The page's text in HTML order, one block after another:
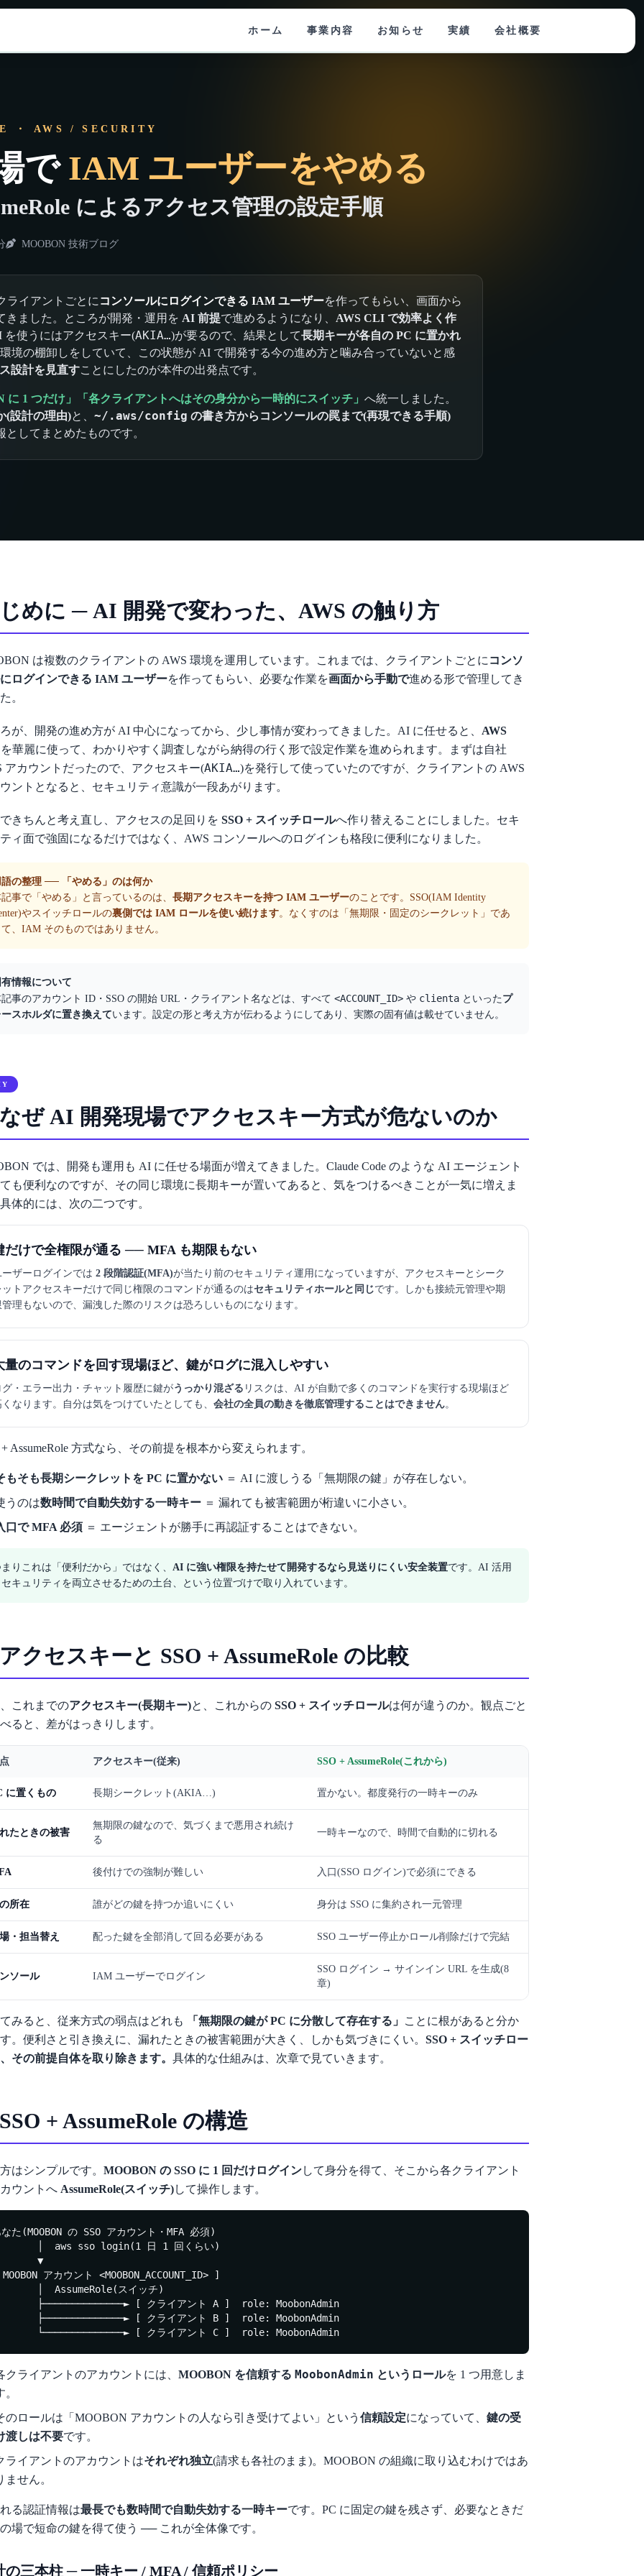
ホーム 事業内容 お知らせ 実績 会社概要
・ AWS / SECURITY
で IAM ユーザーをやめる
によるアクセス管理の設定手順
MOOBON 技術ブログ
ライアントごとに コンソールにログインできる IAM ユーザーを作ってもらい、画面から
きました。ところが開発・運用を AI 前提で進めるようになり、 AWS CLI で効率よく作
を使うにはアクセスキー(AKIA…)が要るので、結果として長期キーが各自の PC に置かれ
境の棚卸しをしていて、この状態が AI で開発する今の進め方と噛み合っていないと感
設計を見直すことにしたのが本件の出発点です。
に 1 つだけ」「各クライアントへはその身分から一時的にスイッチ」 へ統一しました。
(設計の理由)と、 ~/.aws/config の書き方からコンソールの罠まで(再現できる手順)
してまとめたものです。
めに ─ AI 開発で変わった、AWS の触り方
は複数のクライアントの AWS 環境を運用しています。これまでは、クライアントごとに コンソ
ログインできる IAM ユーザーを作ってもらい、必要な作業を画面から手動で進める形で管理してき
。
が、開発の進め方が AI 中心になってから、少し事情が変わってきました。AI に任せると、 AWS
華麗に使って、わかりやすく調査しながら納得の行く形で設定作業を進められます。まずは自社
アカウントだったので、アクセスキー(AKIA…)を発行して使っていたのですが、クライアントの AWS
ントとなると、セキュリティ意識が一段あがります。
きちんと考え直し、アクセスの足回りを SSO + スイッチロールへ作り替えることにしました。セキ
ィ面で強固になるだけではなく、AWS コンソールへのログインも格段に便利になりました。
の整理 ── 「やめる」のは何か
事で「やめる」と言っているのは、 長期アクセスキーを持つ IAM ユーザーのことです。SSO(IAM Identity
やスイッチロールの裏側では IAM ロールを使い続けます。なくすのは「無期限・固定のシークレット」であ
、IAM そのものではありません。
情報について
事のアカウント ID・SSO の開始 URL・クライアント名などは、すべて <ACCOUNT_ID> や clienta といったプ
スホルダに置き換えています。設定の形と考え方が伝わるようにしてあり、実際の固有値は載せていません。
ぜ AI 開発現場でアクセスキー方式が危ないのか
では、開発も運用も AI に任せる場面が増えてきました。Claude Code のような AI エージェント
も便利なのですが、その同じ環境に長期キーが置いてあると、気をつけるべきことが一気に増えま
体的には、次の二つです。
だけで全権限が通る ── MFA も期限もない
ーザーログインでは 2 段階認証(MFA)が当たり前のセキュリティ運用になっていますが、アクセスキーとシーク
ットアクセスキーだけで同じ権限のコマンドが通るのはセキュリティホールと同じです。しかも接続元管理や期
管理もないので、漏洩した際のリスクは恐ろしいものになります。
量のコマンドを回す現場ほど、鍵がログに混入しやすい
グ・エラー出力・チャット履歴に鍵がうっかり混ざる リスクは、AI が自動で多くのコマンドを実行する現場ほど
くなります。自分は気をつけていたとしても、 会社の全員の動きを徹底管理することはできません。
+ AssumeRole 方式なら、その前提を根本から変えられます。
もそも長期シークレットを PC に置かない ＝ AI に渡しうる「無期限の鍵」が存在しない。
うのは数時間で自動失効する一時キー ＝ 漏れても被害範囲が桁違いに小さい。
口で MFA 必須 ＝ エージェントが勝手に再認証することはできない。
りこれは「便利だから」ではなく、 AI に強い権限を持たせて開発するなら見送りにくい安全装置です。AI 活用
キュリティを両立させるための土台、という位置づけで取り入れています。
クセスキーと SSO + AssumeRole の比較
これまでのアクセスキー(長期キー)と、これからの SSO + スイッチロールは何が違うのか。観点ごと
ると、差がはっきりします。
アクセスキー(従来) SSO + AssumeRole(これから)
に置くもの 長期シークレット(AKIA…) 置かない。都度発行の一時キーのみ
たときの被害
無期限の鍵なので、気づくまで悪用され続け
る
一時キーなので、時間で自動的に切れる
後付けでの強制が難しい 入口(SSO ログイン)で必須にできる
所在 誰がどの鍵を持つか追いにくい 身分は SSO に集約され一元管理
・担当替え 配った鍵を全部消して回る必要がある SSO ユーザー停止かロール削除だけで完結
ソール IAM ユーザーでログイン
SSO ログイン → サインイン URL を生成(8
章)
みると、従来方式の弱点はどれも 「無期限の鍵が PC に分散して存在する」 ことに根があると分か
。便利さと引き換えに、漏れたときの被害範囲が大きく、しかも気づきにくい。 SSO + スイッチロー
その前提自体を取り除きます。 具体的な仕組みは、次章で見ていきます。
+ AssumeRole の構造
はシンプルです。 MOOBON の SSO に 1 回だけログインして身分を得て、そこから各クライアント
ウントへ AssumeRole(スイッチ)して操作します。
た(MOOBON の SSO アカウント・MFA 必須)
│  aws sso login(1 日 1 回くらい)
▼
アカウント <MOOBON_ACCOUNT_ID> ]
│  AssumeRole(スイッチ)
├──────────────► [ クライアント A ]  role: MoobonAdmin
├──────────────► [ クライアント B ]  role: MoobonAdmin
└──────────────► [ クライアント C ]  role: MoobonAdmin
クライアントのアカウントには、 MOOBON を信頼する MoobonAdmin というロールを 1 つ用意しま
。
のロールは「MOOBON アカウントの人なら引き受けてよい」という 信頼設定になっていて、 鍵の受
渡しは不要です。
ライアントのアカウントはそれぞれ独立(請求も各社のまま)。MOOBON の組織に取り込むわけではあ
ません。
る認証情報は最長でも数時間で自動失効する一時キーです。PC に固定の鍵を残さず、必要なときだ
場で短命の鍵を得て使う ── これが全体像です。
の三本柱 ─ 一時キー / MFA / 信頼ポリシー